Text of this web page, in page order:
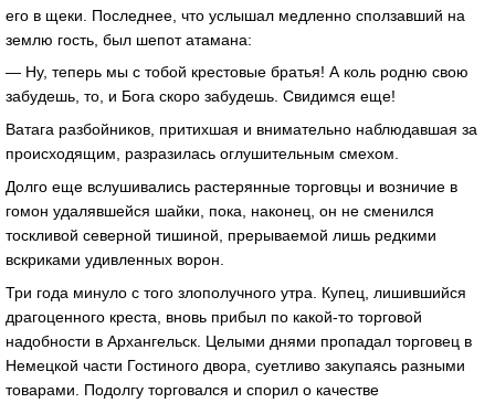
его в щеки. Последнее, что услышал медленно сползавший на
землю гость, был шепот атамана:
— Ну, теперь мы с тобой крестовые братья! А коль родню свою
забудешь, то, и Бога скоро забудешь. Свидимся еще!
Ватага разбойников, притихшая и внимательно наблюдавшая за
происходящим, разразилась оглушительным смехом.
Долго еще вслушивались растерянные торговцы и возничие в
гомон удалявшейся шайки, пока, наконец, он не сменился
тоскливой северной тишиной, прерываемой лишь редкими
вскриками удивленных ворон.
Три года минуло с того злополучного утра. Купец, лишившийся
драгоценного креста, вновь прибыл по какой-то торговой
надобности в Архангельск. Целыми днями пропадал торговец в
Немецкой части Гостиного двора, суетливо закупаясь разными
товарами. Подолгу торговался и спорил о качестве